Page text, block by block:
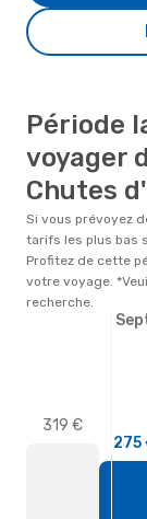
Période
voyager
Chutes
Si vous prévoyez
tarifs les plus bas
Profitez de cette
votre voyage.
recherche.
319 €
275